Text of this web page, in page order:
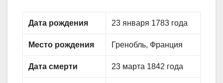
Дата рождения 23 января 1783 года
Место рождения Гренобль, Франция
Дата смерти 23 марта 1842 года